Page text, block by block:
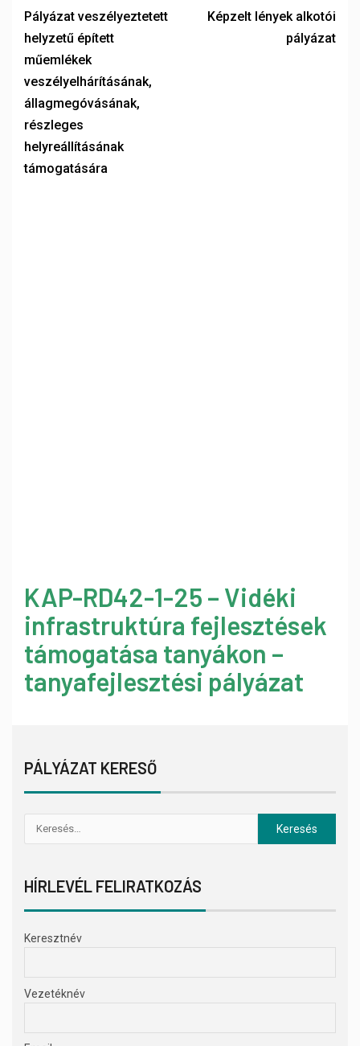
Pályázat veszélyeztetett
helyzetű épített
műemlékek
veszélyelhárításának,
állagmegóvásának,
részleges
helyreállításának
támogatására
Képzelt lények alkotói
pályázat
KAP-RD42-1-25 – Vidéki
infrastruktúra fejlesztések
támogatása tanyákon –
tanyafejlesztési pályázat
PÁLYÁZAT KERESŐ
HÍRLEVÉL FELIRATKOZÁS
Keresztnév
Vezetéknév